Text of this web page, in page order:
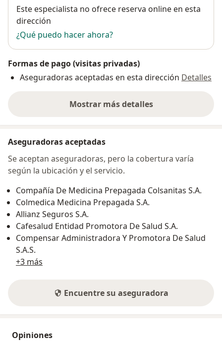
Disponibilidad
Este especialista no ofrece reserva online en esta
dirección
¿Qué puedo hacer ahora?
Formas de pago (visitas privadas)
Aseguradoras aceptadas en esta dirección Detalles
Mostrar más detalles
sobre la dirección
Aseguradoras aceptadas
Se aceptan aseguradoras, pero la cobertura varía
según la ubicación y el servicio.
Compañía De Medicina Prepagada Colsanitas S.A.
Colmedica Medicina Prepagada S.A.
Allianz Seguros S.A.
Cafesalud Entidad Promotora De Salud S.A.
Compensar Administradora Y Promotora De Salud
S.A.S.
+3 más
Encuentre su aseguradora
Opiniones